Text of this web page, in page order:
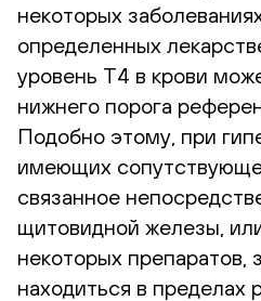
некоторых
определенных
уровень T4 в крови
нижнего порога
Подобно этому, при
имеющих
связанное
щитовидной железы,
некоторых препаратов,
находиться в пределах